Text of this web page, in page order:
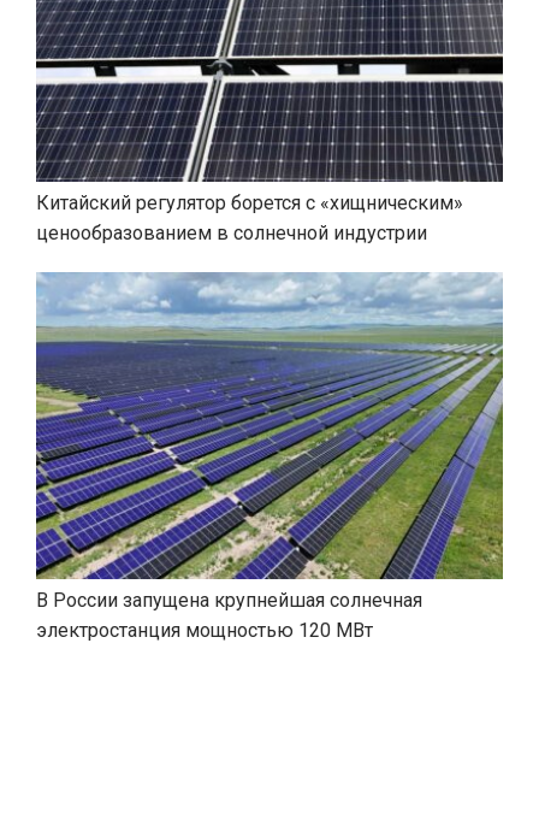
Китайский регулятор борется с «хищническим»
ценообразованием в солнечной индустрии
В России запущена крупнейшая солнечная
электростанция мощностью 120 МВт